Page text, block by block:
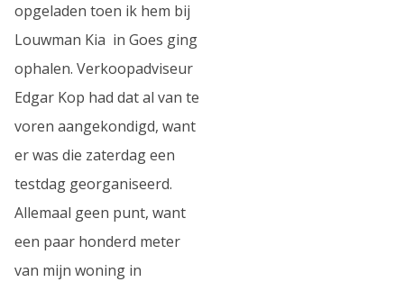
opgeladen toen ik hem bij
Louwman Kia in Goes ging
ophalen. Verkoopadviseur
Edgar Kop had dat al van te
voren aangekondigd, want
er was die zaterdag een
testdag georganiseerd.
Allemaal geen punt, want
een paar honderd meter
van mijn woning in